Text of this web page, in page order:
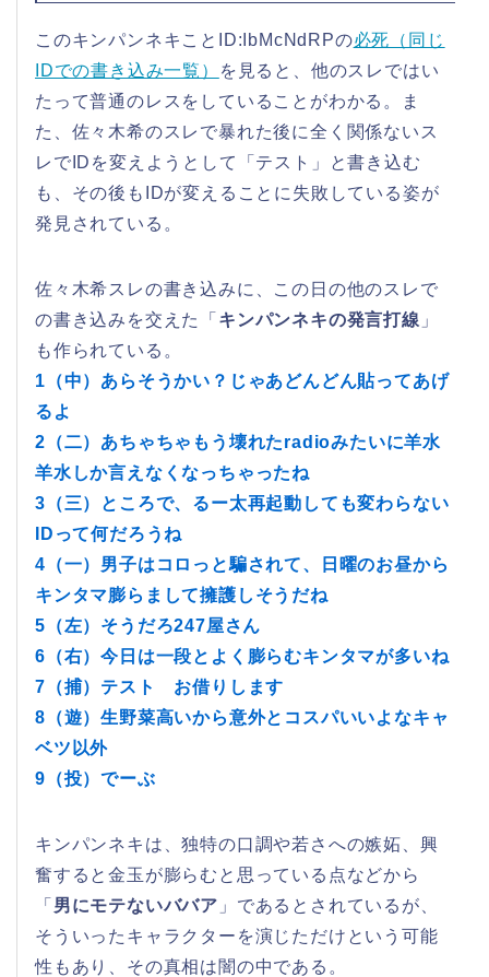
このキンパンネキことID:IbMcNdRPの必死（同じ
IDでの書き込み一覧）
を見ると、他のスレではい
たって普通のレスをしていることがわかる。ま
た、佐々木希のスレで暴れた後に全く関係ないス
レでIDを変えようとして「テスト」と書き込む
も、その後もIDが変えることに失敗している姿が
発見されている。
佐々木希スレの書き込みに、この日の他のスレで
の書き込みを交えた「 キンパンネキの発言打線 」
も作られている。
1（中）あらそうかい？じゃあどんどん貼ってあげ
るよ
2（二）あちゃちゃもう壊れたradioみたいに羊水
羊水しか言えなくなっちゃったね
3（三）ところで、るー太再起動しても変わらない
IDって何だろうね
4（一）男子はコロっと騙されて、日曜のお昼から
キンタマ膨らまして擁護しそうだね
5（左）そうだろ247屋さん
6（右）今日は一段とよく膨らむキンタマが多いね
7（捕）テスト お借りします
8（遊）生野菜高いから意外とコスパいいよなキャ
ベツ以外
9（投）でーぶ
キンパンネキは、独特の口調や若さへの嫉妬、興
奮すると金玉が膨らむと思っている点などから
「 男にモテないババア 」であるとされているが、
そういったキャラクターを演じただけという可能
性もあり、その真相は闇の中である。